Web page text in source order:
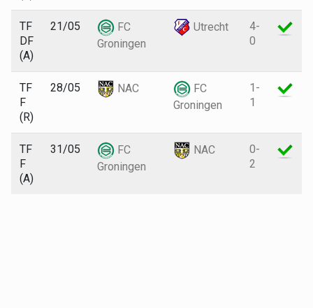
TF
DF
(A)
21/05
FC
Groningen
Utrecht
4-
0
TF
F
(R)
28/05 NAC
FC
Groningen
1-
1
TF
F
(A)
31/05
FC
Groningen
NAC
0-
2